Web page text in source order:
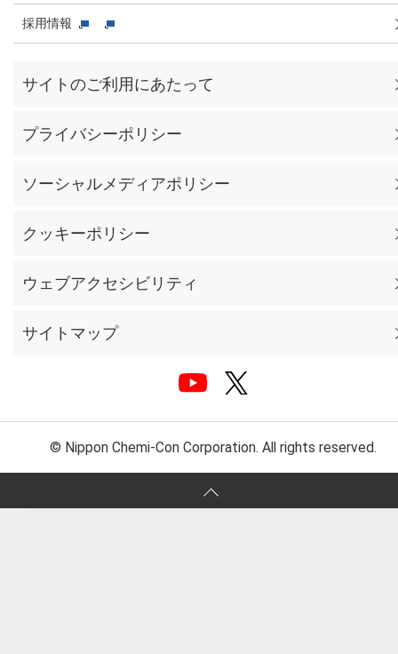
採用情報
サイトのご利用にあたって
プライバシーポリシー
ソーシャルメディアポリシー
クッキーポリシー
ウェブアクセシビリティ
サイトマップ
© Nippon Chemi-Con Corporation. All rights reserved.